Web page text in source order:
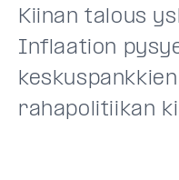
Kiinan talous
Inflaation
rahapolitiikan